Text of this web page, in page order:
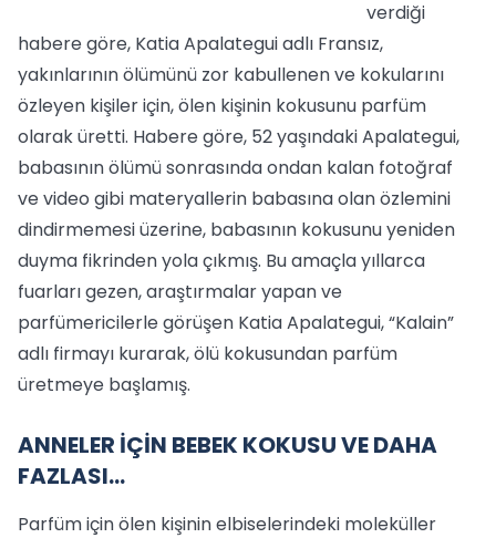
verdiği
habere göre, Katia Apalategui adlı Fransız,
yakınlarının ölümünü zor kabullenen ve kokularını
özleyen kişiler için, ölen kişinin kokusunu parfüm
olarak üretti. Habere göre, 52 yaşındaki Apalategui,
babasının ölümü sonrasında ondan kalan fotoğraf
ve video gibi materyallerin babasına olan özlemini
dindirmemesi üzerine, babasının kokusunu yeniden
duyma fikrinden yola çıkmış. Bu amaçla yıllarca
fuarları gezen, araştırmalar yapan ve
parfümericilerle görüşen Katia Apalategui, “Kalain”
adlı firmayı kurarak, ölü kokusundan parfüm
üretmeye başlamış.
ANNELER İÇİN BEBEK KOKUSU VE DAHA
FAZLASI...
Parfüm için ölen kişinin elbiselerindeki moleküller